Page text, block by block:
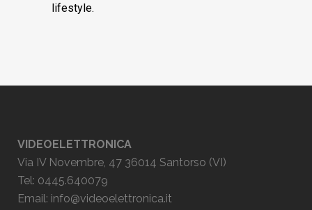
lifestyle.
VIDEOELETTRONICA
Via IV Novembre, 47 36014 Santorso (VI)
Tel: 0445.640079
Email: info@videoelettronica.it